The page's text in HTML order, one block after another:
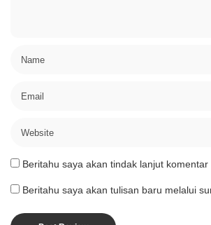
Beritahu saya akan tindak lanjut komentar
Beritahu saya akan tulisan baru melalui